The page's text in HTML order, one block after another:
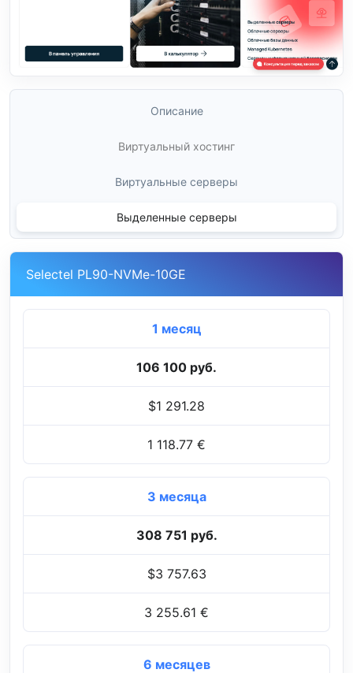
Описание
Виртуальный хостинг
Виртуальные серверы
Выделенные серверы
Selectel PL90-NVMe-10GE
1 месяц
106 100 руб.
$1 291.28
1 118.77 €
3 месяца
308 751 руб.
$3 757.63
3 255.61 €
6 месяцев